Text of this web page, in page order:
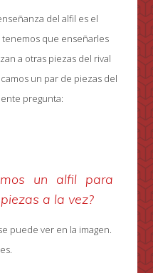
del alfil es el
que enseñarles
a otras piezas del rival
un par de piezas del
pregunta:
un alfil para
a la vez?
puede ver en la imagen.